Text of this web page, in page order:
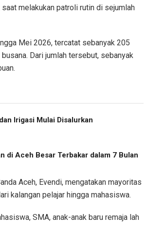
melakukan patroli rutin di sejumlah
Mei 2026, tercatat sebanyak 205
Dari jumlah tersebut, sebanyak
Irigasi Mulai Disalurkan
di Aceh Besar Terbakar dalam 7 Bulan
Aceh, Evendi, mengatakan mayoritas
kalangan pelajar hingga mahasiswa.
SMA, anak-anak baru remaja lah